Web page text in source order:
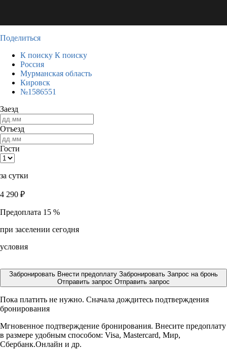
Поделиться
К поиску К поиску
Россия
Мурманская область
Кировск
№1586551
Заезд
Отъезд
Гости
за сутки
4 290 ₽
Предоплата 15 %
при заселении сегодня
условия
Забронировать Внести предоплату Забронировать Запрос на бронь
Отправить запрос Отправить запрос
Пока платить не нужно. Сначала дождитесь подтверждения
бронирования
Мгновенное подтверждение бронирования. Внесите предоплату
в размере удобным способом: Visa, Mastercard, Мир,
Сбербанк.Онлайн и др.